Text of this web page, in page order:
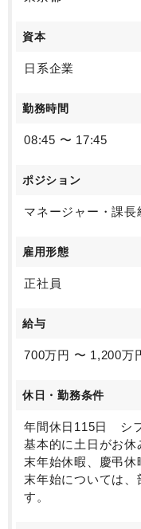
資本
日系企業
勤務時間
08:45 〜 17:45
ポジション
マネージャー・課長
雇用形態
正社員
給与
700万円 〜 1,200万
休日・勤務条件
年間休日115日 シ
基本的に土日がお
末年始休暇、慶弔
末年始については、
す。